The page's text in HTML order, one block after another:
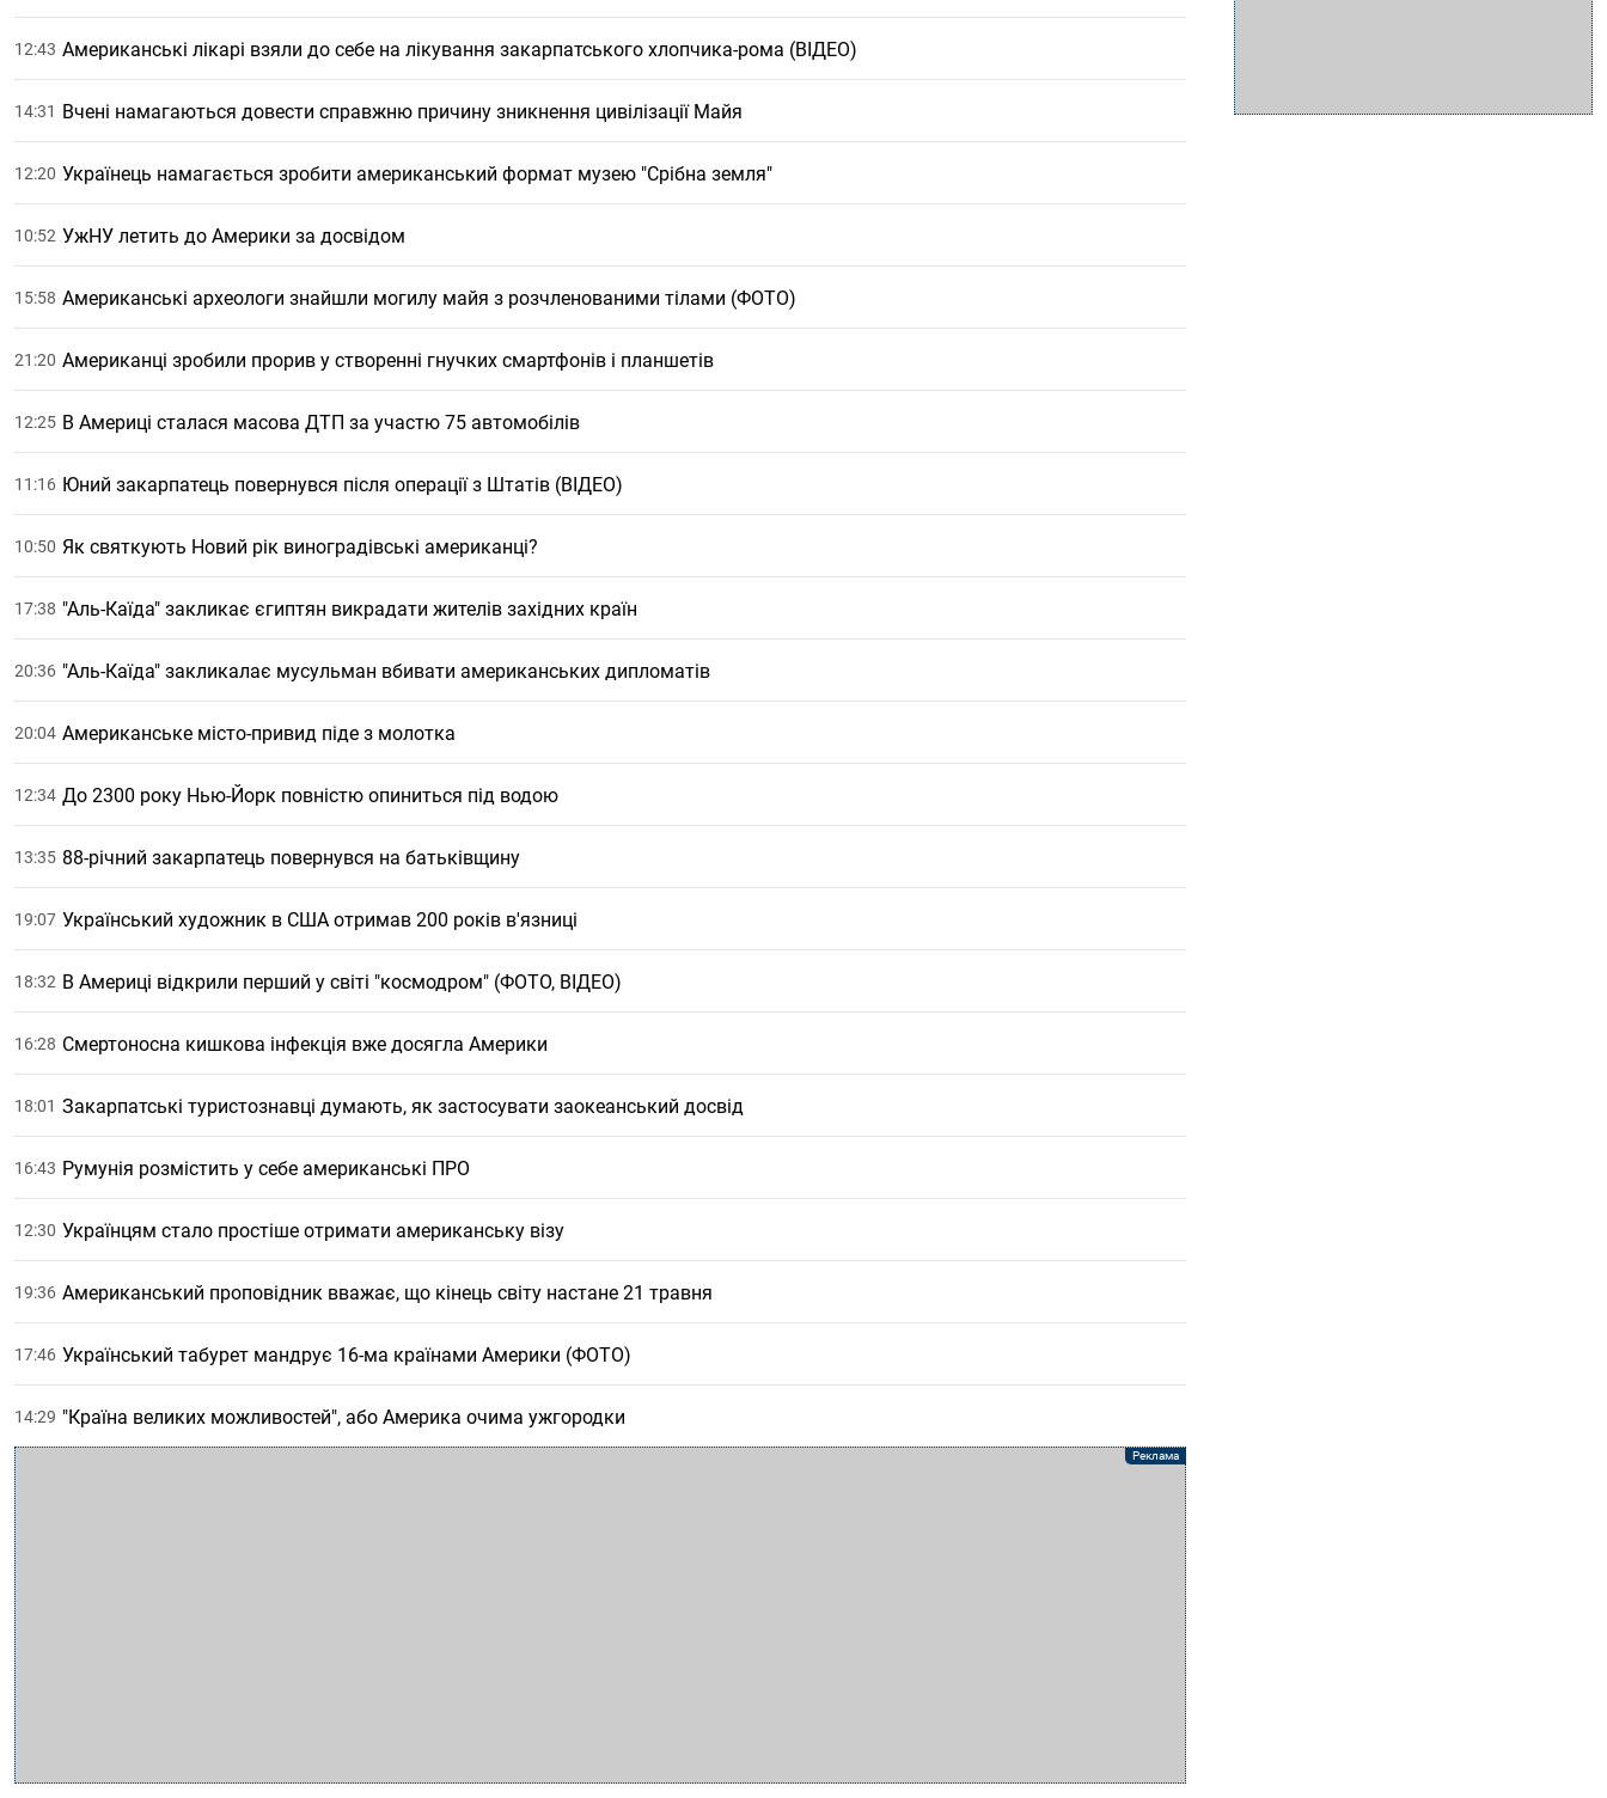
12:43 Американські лікарі взяли до себе на лікування закарпатського хлопчика-рома (ВІДЕО)
14:31 Вчені намагаються довести справжню причину зникнення цивілізації Майя
12:20 Українець намагається зробити американський формат музею "Срібна земля"
10:52 УжНУ летить до Америки за досвідом
15:58 Американські археологи знайшли могилу майя з розчленованими тілами (ФОТО)
21:20 Американці зробили прорив у створенні гнучких смартфонів і планшетів
12:25 В Америці сталася масова ДТП за участю 75 автомобілів
11:16 Юний закарпатець повернувся після операції з Штатів (ВІДЕО)
10:50 Як святкують Новий рік виноградівські американці?
17:38 "Аль-Каїда" закликає єгиптян викрадати жителів західних країн
20:36 "Аль-Каїда" закликалає мусульман вбивати американських дипломатів
20:04 Американське місто-привид піде з молотка
12:34 До 2300 року Нью-Йорк повністю опиниться під водою
13:35 88-річний закарпатець повернувся на батьківщину
19:07 Український художник в США отримав 200 років в'язниці
18:32 В Америці відкрили перший у світі "космодром" (ФОТО, ВІДЕО)
16:28 Смертоносна кишкова інфекція вже досягла Америки
18:01 Закарпатські туристознавці думають, як застосувати заокеанський досвід
16:43 Румунія розмістить у себе американські ПРО
12:30 Українцям стало простіше отримати американську візу
19:36 Американський проповідник вважає, що кінець світу настане 21 травня
17:46 Український табурет мандрує 16-ма країнами Америки (ФОТО)
14:29 "Країна великих можливостей", або Америка очима ужгородки